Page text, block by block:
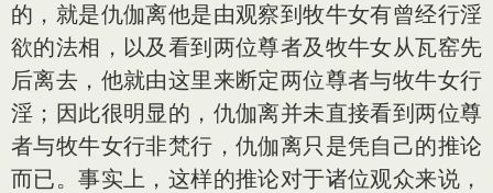
的，就是仇伽离他是由观察到牧牛女有曾经行淫
欲的法相，以及看到两位尊者及牧牛女从瓦窑先
后离去，他就由这里来断定两位尊者与牧牛女行
淫；因此很明显的，仇伽离并未直接看到两位尊
者与牧牛女行非梵行，仇伽离只是凭自己的推论
而已。事实上，这样的推论对于诸位观众来说，